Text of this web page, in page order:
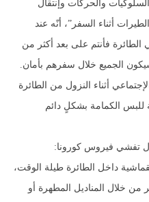
والحركات وإنتقال
أثناء السفر”، أنّه عند
الطائرة فأنتم على بعد أكثر من
الجميع خلال سفرهم بأمان.
أثناء النزول من الطائرة
للبس الكمامة بشكلٍ دائم
تفشي فيروس كورونا:
داخل الطائرة طيلة الوقت،
من خلال المناديل المطهرة أو